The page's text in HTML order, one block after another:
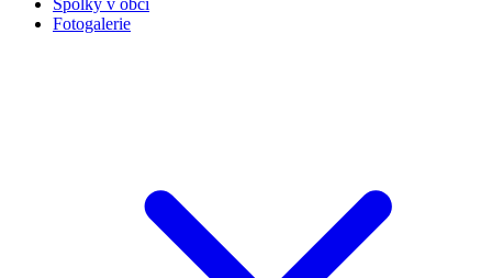
Fotogalerie